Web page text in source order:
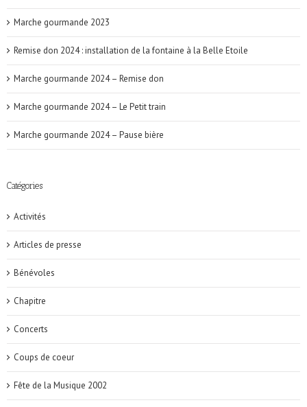
Marche gourmande 2023
Remise don 2024 : installation de la fontaine à la Belle Etoile
Marche gourmande 2024 – Remise don
Marche gourmande 2024 – Le Petit train
Marche gourmande 2024 – Pause bière
Catégories
Activités
Articles de presse
Bénévoles
Chapitre
Concerts
Coups de coeur
Fête de la Musique 2002